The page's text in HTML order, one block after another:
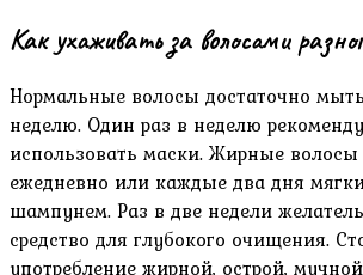
Как ухаживать за волосами
Нормальные волосы достаточно
неделю. Один раз в неделю
использовать маски. Жирные
ежедневно или каждые два дня
шампунем. Раз в две недели
средство для глубокого очищения.
употребление жирной, острой,